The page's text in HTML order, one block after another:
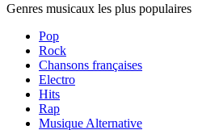
Genres musicaux les plus populaires
Pop
Rock
Chansons françaises
Electro
Hits
Rap
Musique Alternative